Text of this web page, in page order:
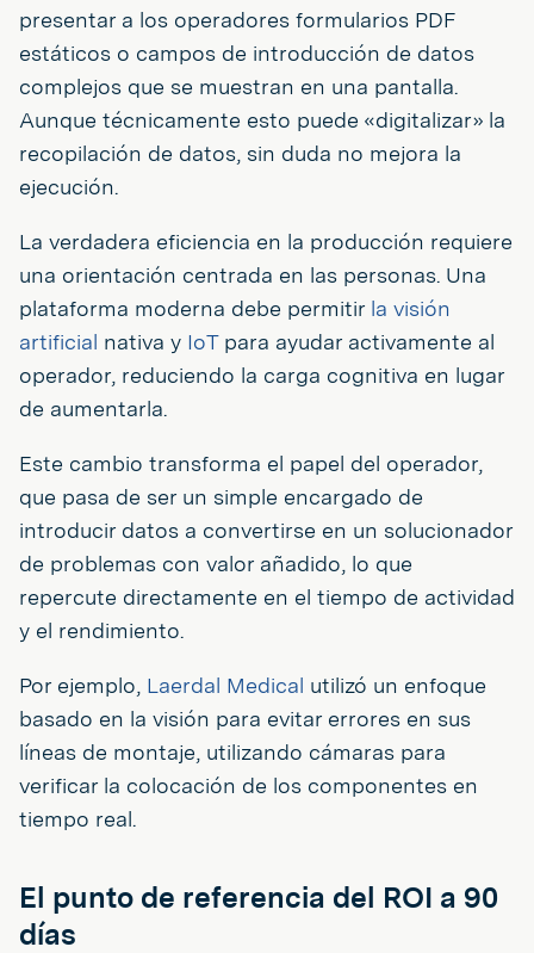
presentar a los operadores formularios PDF
estáticos o campos de introducción de datos
complejos que se muestran en una pantalla.
Aunque técnicamente esto puede «digitalizar» la
recopilación de datos, sin duda no mejora la
ejecución.
La verdadera eficiencia en la producción requiere
una orientación centrada en las personas. Una
plataforma moderna debe permitir la visión
artificial nativa y IoT para ayudar activamente al
operador, reduciendo la carga cognitiva en lugar
de aumentarla.
Este cambio transforma el papel del operador,
que pasa de ser un simple encargado de
introducir datos a convertirse en un solucionador
de problemas con valor añadido, lo que
repercute directamente en el tiempo de actividad
y el rendimiento.
Por ejemplo, Laerdal Medical utilizó un enfoque
basado en la visión para evitar errores en sus
líneas de montaje, utilizando cámaras para
verificar la colocación de los componentes en
tiempo real.
El punto de referencia del ROI a 90
días